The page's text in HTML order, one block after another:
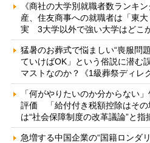
《商社の大学別就職者数ランキ
産、住友商事への就職者は「東
実 3大学以外で強い大学はどこ
猛暑のお葬式で悩ましい“喪服問
ていけばOK」という俗説に潜む
マストなのか？《1級葬祭ディレ
「何がやりたいのか分からない
評価 「給付付き税額控除はその
は“社会保障制度の改革議論”と指
急増する中国企業の“国籍ロンダ